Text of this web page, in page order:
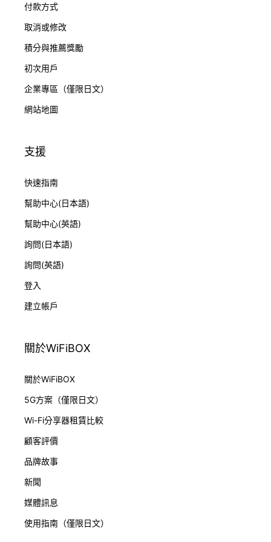
付款方式
取消或修改
積分與推薦獎勵
初次用戶
企業專區（僅限日文）
網站地圖
支援
快速指南
幫助中心(日本語)
幫助中心(英語)
詢問(日本語)
詢問(英語)
登入
建立帳戶
關於WiFiBOX
關於WiFiBOX
5G方案（僅限日文）
Wi-Fi分享器租賃比較
顧客評價
品牌故事
新聞
媒體訊息
使用指南（僅限日文）